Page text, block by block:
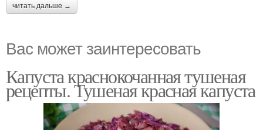
читать дальше →
Вас может заинтересовать
Капуста краснокочанная тушеная
рецепты. Тушеная красная капуста